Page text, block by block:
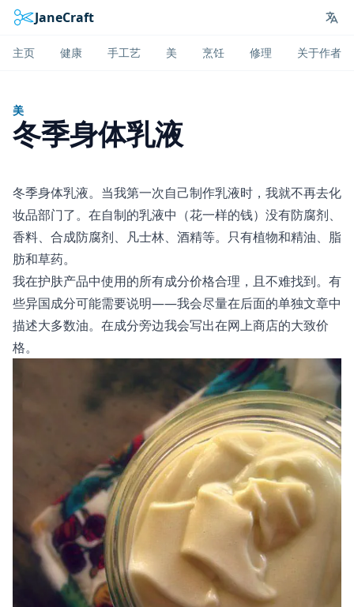
JaneCraft
主页 健康 手工艺 美 烹饪 修理 关于作者
美
冬季身体乳液
冬季身体乳液。当我第一次自己制作乳液时，我就不再去化
妆品部门了。在自制的乳液中（花一样的钱）没有防腐剂、
香料、合成防腐剂、凡士林、酒精等。只有植物和精油、脂
肪和草药。
我在护肤产品中使用的所有成分价格合理，且不难找到。有
些异国成分可能需要说明——我会尽量在后面的单独文章中
描述大多数油。在成分旁边我会写出在网上商店的大致价
格。